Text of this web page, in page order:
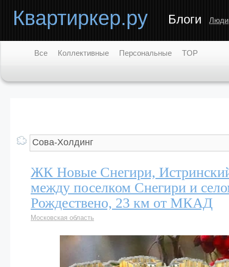
Квартиркер.ру Блоги Люди
Все Коллективные Персональные TOP
ЖК Новые Снегири,
между поселком Снегири и
Рождествено, 23 км от МКАД
Московская область